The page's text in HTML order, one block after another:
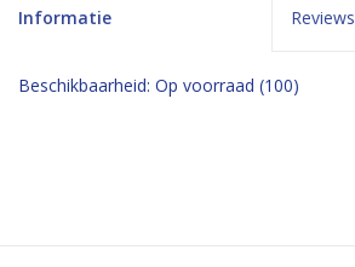
Informatie Reviews
Beschikbaarheid: Op voorraad (100)